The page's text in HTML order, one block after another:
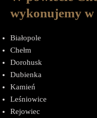
wykonujemy w
Białopole
Chełm
Dorohusk
Dubienka
Kamień
Leśniowice
Rejowiec